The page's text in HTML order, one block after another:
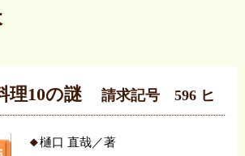
理10の謎 請求記号 596 ヒ
樋口 直哉／著